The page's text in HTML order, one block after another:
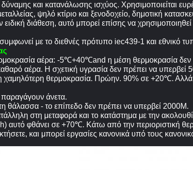
και κατανάλωσης ισχύος. Χρησιμοποιείται
ψηλό κτίριο και ξενοδοχείο, δημοτική
διάθεση, αυτό μπορεί επίσης να
με το διεθνές πρότυπο iec439-1 και εθνικό
αέρα: -5℃+40℃and η μέση θερμοκρασία
αέρα. Η σχετική υγρασία δεν πρέπει να υπερβεί
χαμηλότερη θερμοκρασία. Πρώην. 90% σε +20℃.
παραγάγουν άνετα.
- το επίπεδο δεν πρέπει να υπερβεί 2000M.
στη μεταφορά και το κατάστημα με την
αυτό φθάνει σε +70℃. Κάτω από την περιοριστική
και μπορεί εργασίες κανονικά υπό τους